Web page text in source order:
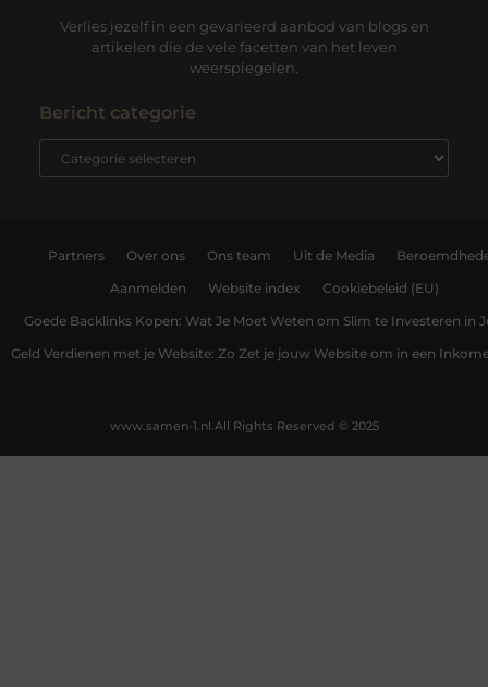
Verlies jezelf in een gevarieerd aanbod van blogs en
artikelen die de vele facetten van het leven
weerspiegelen.
Bericht categorie
Partners Over ons Ons team Uit de Media
Aanmelden Website index Cookiebeleid (EU)
Goede Backlinks Kopen: Wat Je Moet Weten om Slim te Investeren in
Geld Verdienen met je Website: Zo Zet je jouw Website om in een
All Rights Reserved © 2025
www.samen-1.nl.